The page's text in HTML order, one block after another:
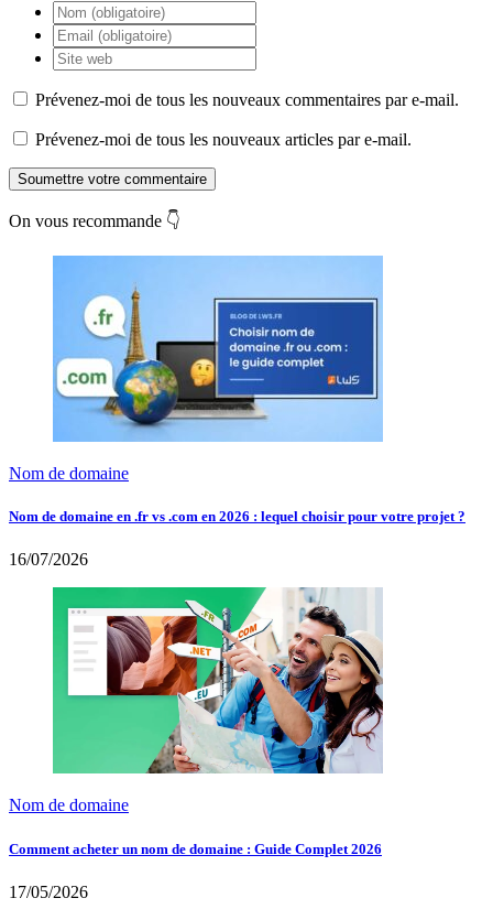
Prévenez-moi de tous les nouveaux commentaires par e-mail.
Prévenez-moi de tous les nouveaux articles par e-mail.
Soumettre votre commentaire
On vous recommande 👇
Nom de domaine
Nom de domaine en .fr vs .com en 2026 : lequel choisir pour votre projet ?
16/07/2026
Nom de domaine
Comment acheter un nom de domaine : Guide Complet 2026
17/05/2026